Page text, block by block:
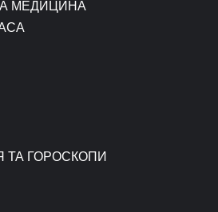
МЕДИЦИНА
ТА ГОРОСКОПИ